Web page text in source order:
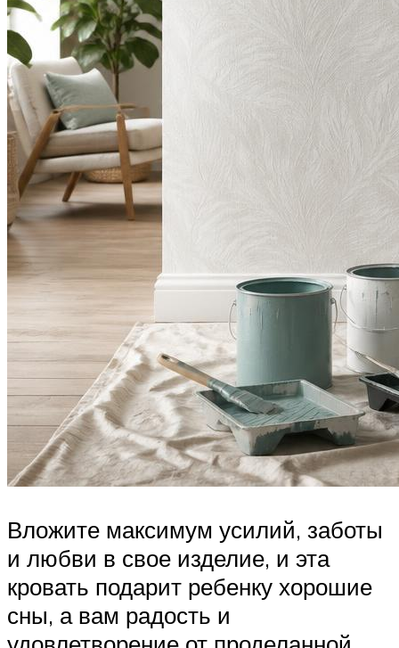
Вложите максимум усилий, заботы
и любви в свое изделие, и эта
кровать подарит ребенку хорошие
сны, а вам радость и